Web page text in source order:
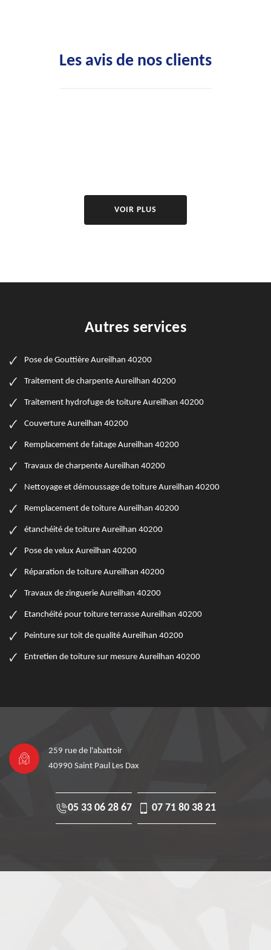
Les avis de nos clients
VOIR PLUS
Autres services
Pose de Gouttière Aureilhan 40200
Traitement de charpente Aureilhan 40200
Traitement hydrofuge de toiture Aureilhan 40200
Couverture Aureilhan 40200
Remplacement de faitage Aureilhan 40200
Travaux de charpente Aureilhan 40200
Nettoyage et démoussage de toiture Aureilhan 40200
Remplacement de toiture Aureilhan 40200
étanchéité de toiture Aureilhan 40200
Pose de velux Aureilhan 40200
Réparation de toiture Aureilhan 40200
Travaux de zinguerie Aureilhan 40200
Etanchéité pour toiture terrasse Aureilhan 40200
Peinture sur toit de qualité Aureilhan 40200
Entretien de toiture sur mesure Aureilhan 40200
259 rue de l'abattoir
40990 Saint Paul Les Dax
05 33 06 28 67 07 71 80 38 21